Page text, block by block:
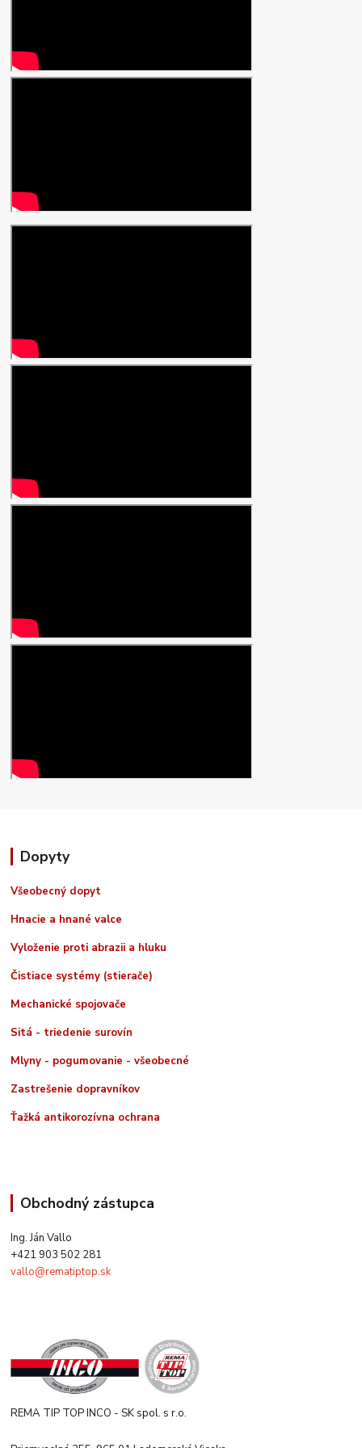
Dopyty
Všeobecný dopyt
Hnacie a hnané valce
Vyloženie proti abrazii a hluku
Čistiace systémy (stierače)
Mechanické spojovače
Sitá - triedenie surovín
Mlyny - pogumovanie - všeobecné
Zastrešenie dopravníkov
Ťažká antikorozívna ochrana
Obchodný zástupca
Ing. Ján Vallo
+421 903 502 281
vallo@rematiptop.sk
REMA TIP TOP INCO - SK spol. s r.o.